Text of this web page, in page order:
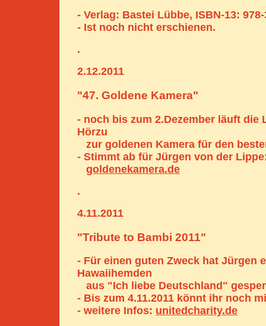
- Verlag: Bastei Lübbe, ISBN-13: 978-
- Ist noch nicht erschienen.
.
2.12.2011
"47. Goldene Kamera"
- noch bis zum 2.Dezember läuft die
Hörzu
zur goldenen Kamera für den
- Stimmt ab für Jürgen von der
goldenekamera.de
.
4.11.2011
"Tribute to Bambi 2011"
- Für einen guten Zweck hat Jürgen
Hawaiihemden
aus "Ich liebe Deutschland"
- Bis zum 4.11.2011 könnt ihr noch
- weitere Infos: unitedcharity.de